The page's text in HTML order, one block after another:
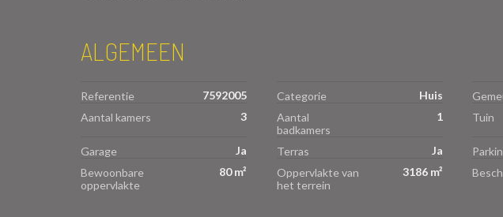
ALGEMEEN
Referentie 7592005 Categorie Huis
Aantal kamers
3
Aantal
badkamers
1 Tuin
Garage Ja Terras Ja
Bewoonbare
oppervlakte
80 m²
Oppervlakte van
het terrein
3186 m²